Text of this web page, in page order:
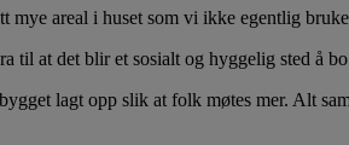
areal i huset som vi ikke egentlig
til at det blir et sosialt og hyggelig sted å
lagt opp slik at folk møtes mer. Alt